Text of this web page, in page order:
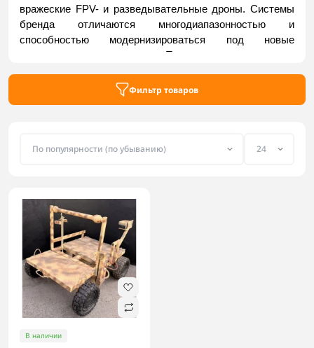
вражеские FPV- и разведывательные дроны. Системы
бренда отличаются многодиапазонностью и
способностью модернизироваться под новые
смещенные частоты. Продуманная система
питание от аккумуляторов или портативных зарядных
Фильтр товаров
В наличии